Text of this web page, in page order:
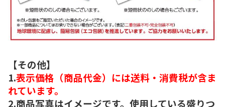
【その他】
1.表示価格（商品代金）には送料・消費税が含ま
れています。
2.商品写真はイメージです。使用している盛りつ